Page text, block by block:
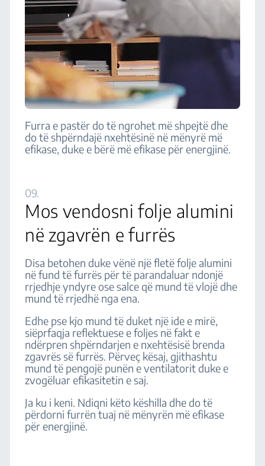
Furra e pastër do të ngrohet më shpejtë dhe
do të shpërndajë nxehtësinë në mënyrë më
efikase, duke e bërë më efikase për energjinë.
09.
Mos vendosni folje alumini
në zgavrën e furrës
Disa betohen duke vënë një fletë folje alumini
në fund të furrës për të parandaluar ndonjë
rrjedhje yndyre ose salce që mund të vlojë dhe
mund të rrjedhë nga ena.
Edhe pse kjo mund të duket një ide e mirë,
siëprfaqja reflektuese e foljes në fakt e
ndërpren shpërndarjen e nxehtësisë brenda
zgavrës së furrës. Përveç kësaj, gjithashtu
mund të pengojë punën e ventilatorit duke e
zvogëluar efikasitetin e saj.
Ja ku i keni. Ndiqni këto këshilla dhe do të
përdorni furrën tuaj në mënyrën më efikase
për energjinë.